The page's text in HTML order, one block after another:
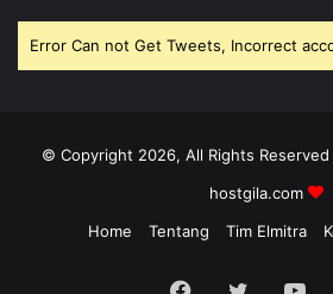
Error Can not Get Tweets, Incorrect
© Copyright 2026, All Rights
hostgila.com
Home
Tentang Tim Elmitra
Facebook
Twitter